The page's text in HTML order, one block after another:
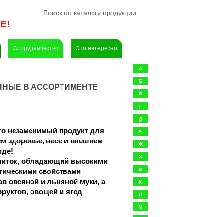
Сотрудничество Это интересно
В АССОРТИМЕНТЕ
незаменимый продукт для
здоровье, весе и внешнем
обладающий высокими
свойствами
овсяной и льняной муки, а
овощей и ягод
А
Б
В
Г
Д
Е
Ж
З
И
К
Л
М